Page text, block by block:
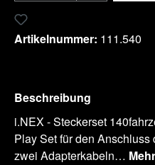
Artikelnummer: 111.540
Beschreibung
i.NEX - Steckerset
Play Set für den
zwei Adapterkabeln… Mehr